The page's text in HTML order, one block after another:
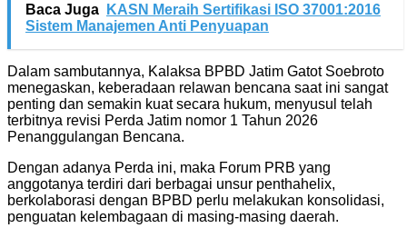
Baca Juga
KASN Meraih Sertifikasi ISO 37001:2016
Sistem Manajemen Anti Penyuapan
Dalam sambutannya, Kalaksa BPBD Jatim Gatot Soebroto
menegaskan, keberadaan relawan bencana saat ini sangat
penting dan semakin kuat secara hukum, menyusul telah
terbitnya revisi Perda Jatim nomor 1 Tahun 2026
Penanggulangan Bencana.
Dengan adanya Perda ini, maka Forum PRB yang
anggotanya terdiri dari berbagai unsur penthahelix,
berkolaborasi dengan BPBD perlu melakukan konsolidasi,
penguatan kelembagaan di masing-masing daerah.